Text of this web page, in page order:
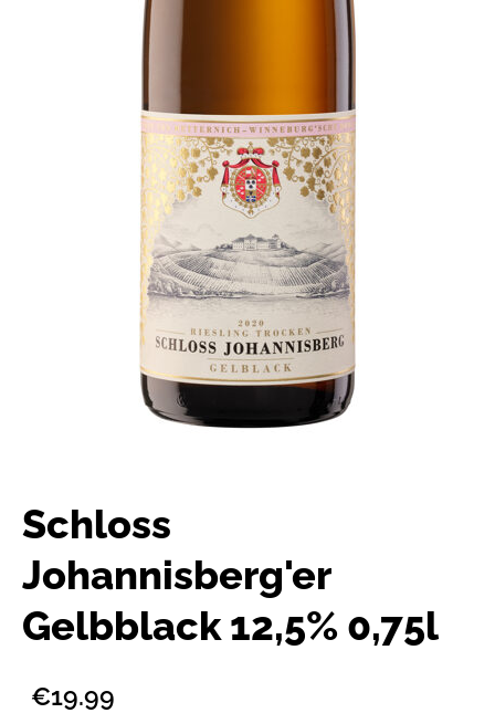
Schloss
Johannisberg'er
Gelbblack 12,5% 0,75l
€19.99